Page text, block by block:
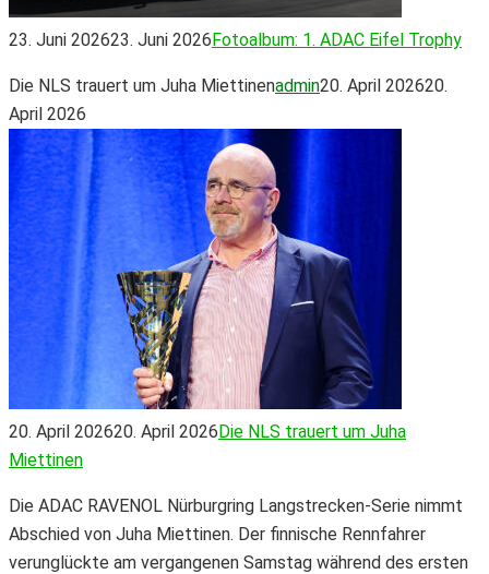
23. Juni 202623. Juni 2026Fotoalbum: 1. ADAC Eifel Trophy
Die NLS trauert um Juha Miettinenadmin20. April 202620.
April 2026
20. April 202620. April 2026Die NLS trauert um Juha
Miettinen
Die ADAC RAVENOL Nürburgring Langstrecken-Serie nimmt
Abschied von Juha Miettinen. Der finnische Rennfahrer
verunglückte am vergangenen Samstag während des ersten